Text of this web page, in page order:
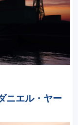
ニエル・ヤー